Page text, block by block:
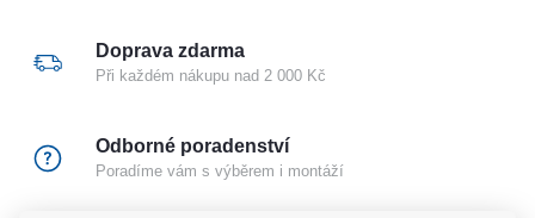
Doprava zdarma
Při každém nákupu nad 2 000 Kč
Odborné poradenství
Poradíme vám s výběrem i montáží